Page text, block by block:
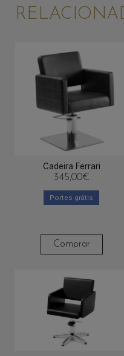
Cadeira Ferrari
345,00€
Portes grátis
Comprar